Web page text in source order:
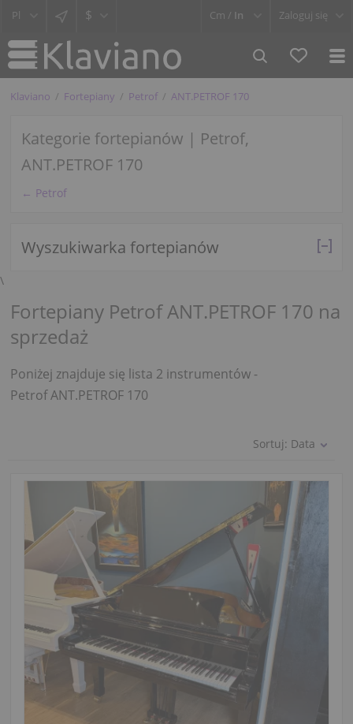
$ Cm / In Zaloguj się
Klaviano Fortepiany Petrof ANT.PETROF 170
Kategorie fortepianów | Petrof,
ANT.PETROF 170
← Petrof
Wyszukiwarka fortepianów
\
Fortepiany Petrof ANT.PETROF 170 na
sprzedaż
Poniżej znajduje się lista 2 instrumentów -
Petrof ANT.PETROF 170
Sortuj: Data